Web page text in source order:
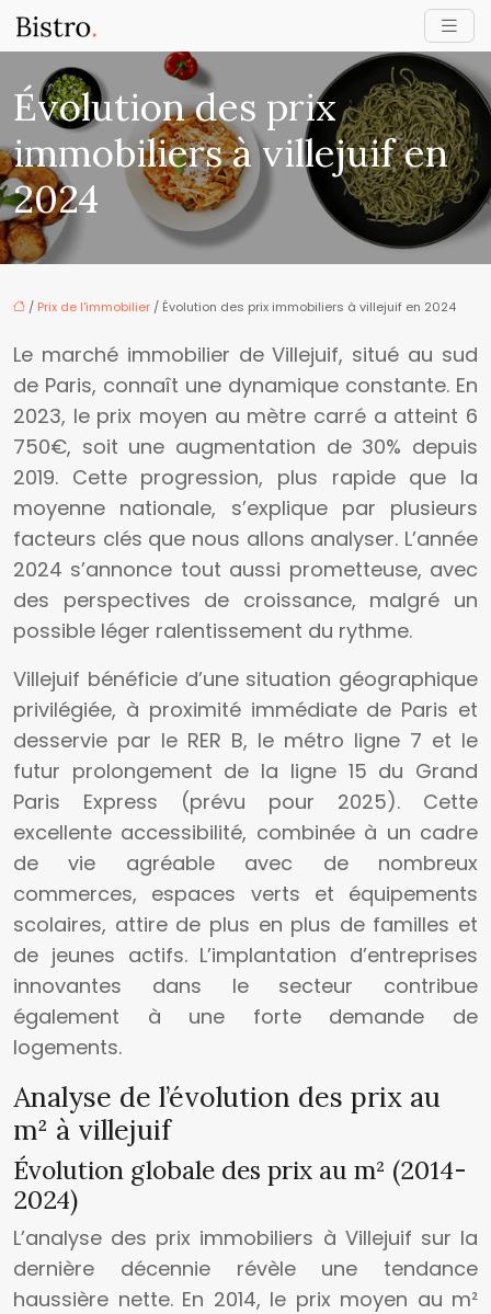
Évolution des prix
immobiliers à villejuif en
2024
/ Prix de l'immobilier / Évolution des prix immobiliers à villejuif en 2024
Le marché immobilier de Villejuif, situé au sud
de Paris, connaît une dynamique constante. En
2023, le prix moyen au mètre carré a atteint 6
750€, soit une augmentation de 30% depuis
2019. Cette progression, plus rapide que la
moyenne nationale, s’explique par plusieurs
facteurs clés que nous allons analyser. L’année
2024 s’annonce tout aussi prometteuse, avec
des perspectives de croissance, malgré un
possible léger ralentissement du rythme.
Villejuif bénéficie d’une situation géographique
privilégiée, à proximité immédiate de Paris et
desservie par le RER B, le métro ligne 7 et le
futur prolongement de la ligne 15 du Grand
Paris Express (prévu pour 2025). Cette
excellente accessibilité, combinée à un cadre
de vie agréable avec de nombreux
commerces, espaces verts et équipements
scolaires, attire de plus en plus de familles et
de jeunes actifs. L’implantation d’entreprises
innovantes dans le secteur contribue
également à une forte demande de
logements.
Analyse de l’évolution des prix au
m² à villejuif
Évolution globale des prix au m² (2014-
2024)
L’analyse des prix immobiliers à Villejuif sur la
dernière décennie révèle une tendance
haussière nette. En 2014, le prix moyen au m²